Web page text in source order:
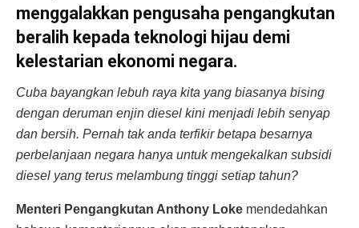
menggalakkan pengusaha pengangkutan
beralih kepada teknologi hijau demi
kelestarian ekonomi negara.
Cuba bayangkan lebuh raya kita yang biasanya bising
dengan deruman enjin diesel kini menjadi lebih senyap
dan bersih. Pernah tak anda terfikir betapa besarnya
perbelanjaan negara hanya untuk mengekalkan subsidi
diesel yang terus melambung tinggi setiap tahun?
Menteri Pengangkutan Anthony Loke mendedahkan